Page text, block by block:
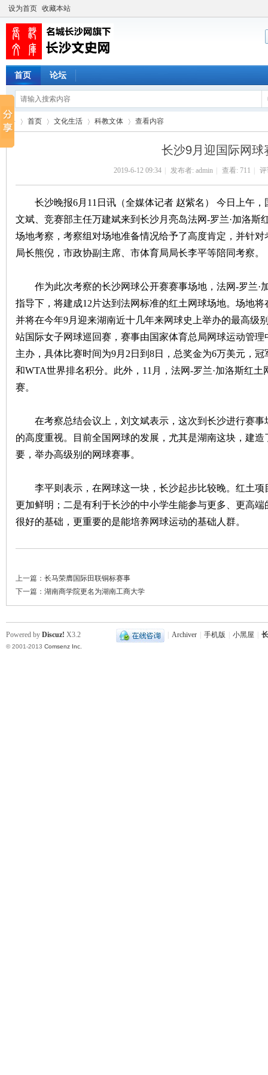
设为首页 收藏本站
首页 论坛
首页 文化生活 科教文体
›
查看内容
长沙9月迎国际网球
2019-6-12 09:34 发布者: admin 查看: 711 评
长沙晚报6月11日讯（全媒体记者 赵紫名） 今日上午，
文斌、竞赛部主任万建斌来到长沙月亮岛法网-罗兰·加洛斯
场地考察，考察组对场地准备情况给予了高度肯定，并针
局长熊倪，市政协副主席、市体育局局长李平等陪同考察。
作为此次考察的长沙网球公开赛赛事场地，法网-罗兰·
指导下，将建成12片达到法网标准的红土网球场地。场地
并将在今年9月迎来湖南近十几年来网球史上举办的最高级
站国际女子网球巡回赛，赛事由国家体育总局网球运动管
主办，具体比赛时间为9月2日到8日，总奖金为6万美元，
和WTA世界排名积分。此外，11月，法网-罗兰·加洛斯红
赛。
在考察总结会议上，刘文斌表示，这次到长沙进行赛事
的高度重视。目前全国网球的发展，尤其是湖南这块，建
要，举办高级别的网球赛事。
李平则表示，在网球这一块，长沙起步比较晚。红土项
更加鲜明；二是有利于长沙的中小学生能参与更多、更高
很好的基础，更重要的是能培养网球运动的基础人群。
上一篇： 长马荣膺国际田联铜标赛事
下一篇： 湖南商学院更名为湖南工商大学
Archiver 手机版 小黑屋
Powered by Discuz! X3.2
© 2001-2013 Comsenz Inc.